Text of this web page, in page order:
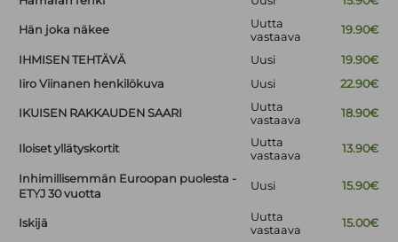
Hän joka näkee
Uutta
vastaava
19.90€
IHMISEN TEHTÄVÄ Uusi
19.90€
Iiro Viinanen henkilökuva
Uusi 22.90€
IKUISEN RAKKAUDEN SAARI
Uutta
vastaava
18.90€
Iloiset yllätyskortit
Uutta
vastaava
13.90€
Inhimillisemmän Euroopan puolesta -
ETYJ 30 vuotta
Uusi 15.90€
Iskijä
Uutta
vastaava
15.00€